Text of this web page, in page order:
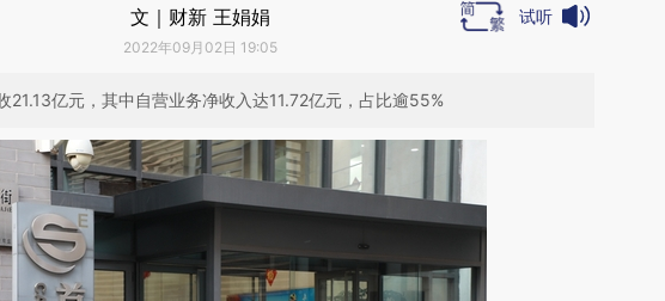
文｜财新 王娟娟
2022年09月02日 19:05
试听
21.13亿元，其中自营业务净收入达11.72亿元，占比逾55%